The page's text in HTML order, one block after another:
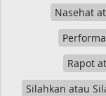
Nasehat
Rapot
Silahkan atau